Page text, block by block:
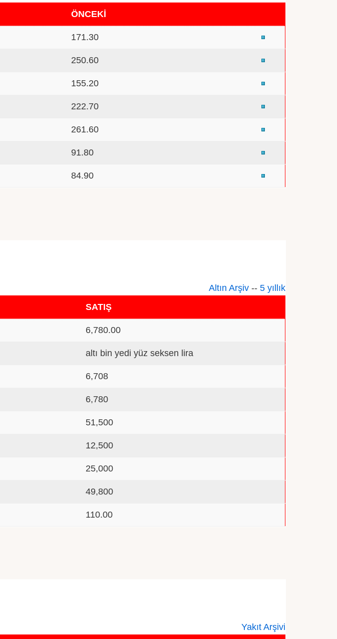
ÖNCEKİ
171.30
250.60
155.20
222.70
261.60
91.80
84.90
Altın Arşiv -- 5 yıllık
SATIŞ
6,780.00
altı bin yedi yüz seksen lira
6,708
6,780
51,500
12,500
25,000
49,800
110.00
Yakıt Arşivi